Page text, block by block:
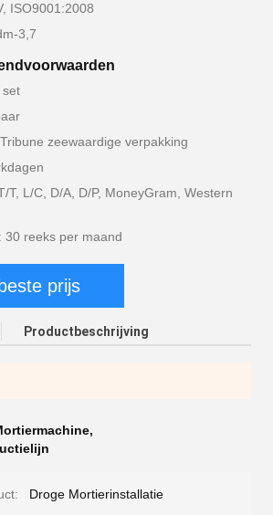
ISO9001:2008
3,7
set
zeewaardige verpakking
T, L/C, D/A, D/P, MoneyGram, Western
30 reeks per maand
prijs
Productbeschrijving
,
Droge Mortierinstallatie